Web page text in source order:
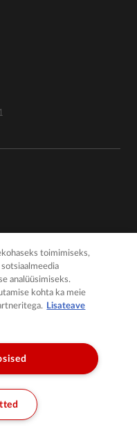
toimimiseks,
analüüsimiseks.
kohta ka meie
Lisateave